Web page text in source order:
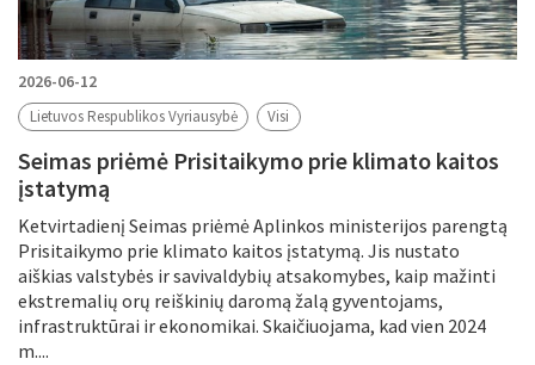
2026-06-12
Lietuvos Respublikos Vyriausybė Visi
Seimas priėmė Prisitaikymo prie klimato kaitos
įstatymą
Ketvirtadienį Seimas priėmė Aplinkos ministerijos parengtą
Prisitaikymo prie klimato kaitos įstatymą. Jis nustato
aiškias valstybės ir savivaldybių atsakomybes, kaip mažinti
ekstremalių orų reiškinių daromą žalą gyventojams,
infrastruktūrai ir ekonomikai. Skaičiuojama, kad vien 2024
m....